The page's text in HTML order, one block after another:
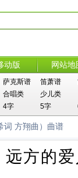
动版 网站地
萨克斯谱 笛萧谱
合唱类
少儿类
4字 5字
词 方翔曲）曲谱
远方的爱